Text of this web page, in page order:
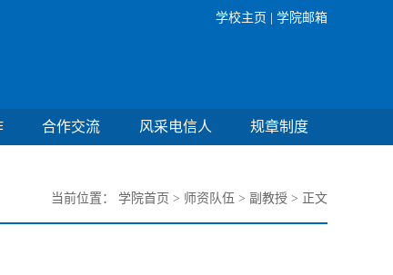
学校主页 | 学院邮箱
合作交流 风采电信人 规章制度
当前位置： 学院首页 > 师资队伍 > 副教授 > 正文